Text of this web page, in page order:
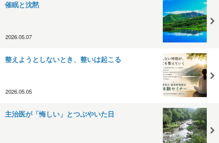
催眠と沈黙
2026.05.07
整えようとしないとき、整いは起こる
2026.05.05
主治医が「悔しい」とつぶやいた日